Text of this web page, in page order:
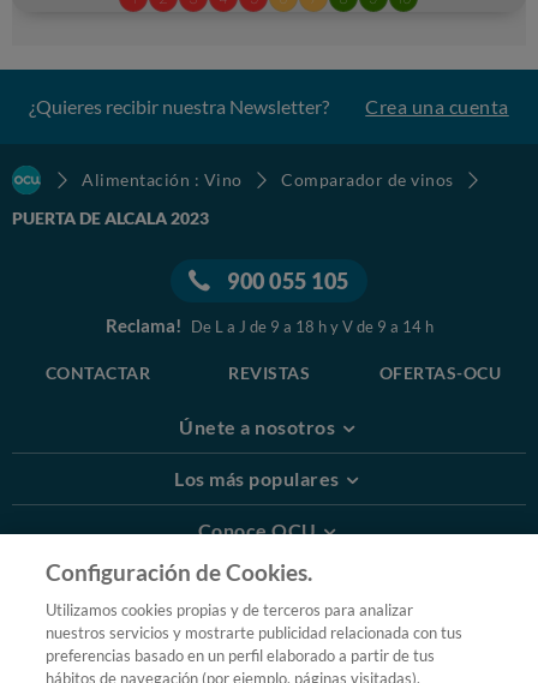
¿Quieres recibir nuestra Newsletter? Crea una cuenta
Alimentación : Vino
Comparador de vinos
PUERTA DE ALCALA 2023
900 055 105
Reclama! De L a J de 9 a 18 h y V de 9 a 14 h
CONTACTAR REVISTAS OFERTAS-OCU
Únete a nosotros
Los más populares
Conoce OCU
Más Información
© 2026 OCU
Condiciones generales de contratación de OCU
Configuración de Cookies.
Utilizamos cookies propias y de terceros para analizar
nuestros servicios y mostrarte publicidad relacionada con tus
preferencias basado en un perfil elaborado a partir de tus
hábitos de navegación (por ejemplo, páginas visitadas).